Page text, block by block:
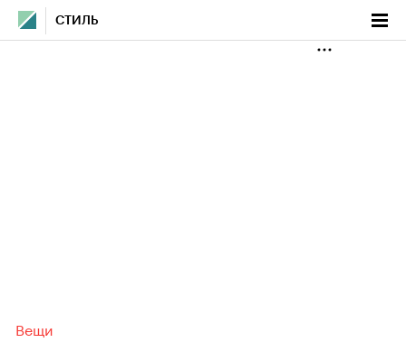
СТИЛЬ
Вещи